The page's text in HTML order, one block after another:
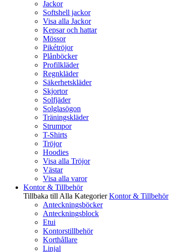
Jackor
Softshell jackor
Visa alla Jackor
Kepsar och hattar
Mössor
Pikétröjor
Plånböcker
Profilkläder
Regnkläder
Säkerhetskläder
Skjortor
Solfjäder
Solglasögon
Träningskläder
Strumpor
T-Shirts
Tröjor
Hoodies
Visa alla Tröjor
Västar
Visa alla varor
Kontor & Tillbehör
Tillbaka till Alla Kategorier Kontor & Tillbehör
Anteckningsböcker
Anteckningsblock
Etui
Kontorstillbehör
Korthållare
Linjal